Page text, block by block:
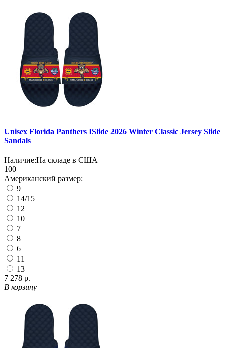
Unisex Florida Panthers ISlide 2026 Winter Classic Jersey Slide
Sandals
Наличие:На складе в США
100
Американский размер:
9
14/15
12
10
7
8
6
11
13
7 278 р.
В корзину